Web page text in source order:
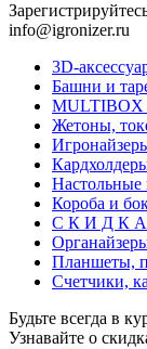
info@igronizer.ru
3D-
Башни и
MULTIBOX
Жетоны,
Настольные
Короба и
С К И Д К А
Планшеты,
Счетчики,
Будьте всегда в
Узнавайте о